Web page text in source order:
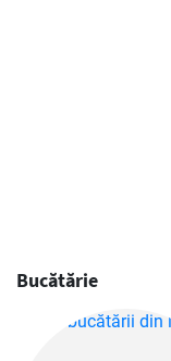
Bucătărie